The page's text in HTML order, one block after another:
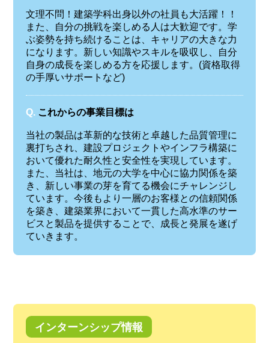
文理不問！建築学科出身以外の社員も大活躍！！
また、自分の挑戦を楽しめる人は大歓迎です。学
ぶ姿勢を持ち続けることは、キャリアの大きな力
になります。新しい知識やスキルを吸収し、自分
自身の成長を楽しめる方を応援します。(資格取得
の手厚いサポートなど)
Q. これからの事業目標は
当社の製品は革新的な技術と卓越した品質管理に
裏打ちされ、建設プロジェクトやインフラ構築に
おいて優れた耐久性と安全性を実現しています。
また、当社は、地元の大学を中心に協力関係を築
き、新しい事業の芽を育てる機会にチャレンジし
ています。今後もより一層のお客様との信頼関係
を築き、建築業界において一貫した高水準のサー
ビスと製品を提供することで、成長と発展を遂げ
ていきます。
インターンシップ情報